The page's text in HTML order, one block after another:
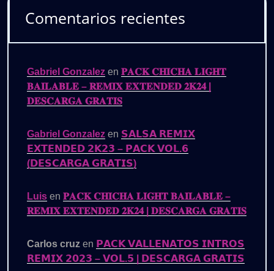
Comentarios recientes
Gabriel Gonzalez en 𝐏𝐀𝐂𝐊 𝐂𝐇𝐈𝐂𝐇𝐀 𝐋𝐈𝐆𝐇𝐓
𝐁𝐀𝐈𝐋𝐀𝐁𝐋𝐄 – 𝐑𝐄𝐌𝐈𝐗 𝐄𝐗𝐓𝐄𝐍𝐃𝐄𝐃 𝟐𝐊𝟐𝟒 |
𝐃𝐄𝐒𝐂𝐀𝐑𝐆𝐀 𝐆𝐑𝐀𝐓𝐈𝐒
Gabriel Gonzalez en 𝗦𝗔𝗟𝗦𝗔 𝗥𝗘𝗠𝗜𝗫
𝗘𝗫𝗧𝗘𝗡𝗗𝗘𝗗 𝟮𝗞𝟮𝟯 – 𝗣𝗔𝗖𝗞 𝗩𝗢𝗟.𝟲
(𝗗𝗘𝗦𝗖𝗔𝗥𝗚𝗔 𝗚𝗥𝗔𝗧𝗜𝗦)
Luis en 𝐏𝐀𝐂𝐊 𝐂𝐇𝐈𝐂𝐇𝐀 𝐋𝐈𝐆𝐇𝐓 𝐁𝐀𝐈𝐋𝐀𝐁𝐋𝐄 –
𝐑𝐄𝐌𝐈𝐗 𝐄𝐗𝐓𝐄𝐍𝐃𝐄𝐃 𝟐𝐊𝟐𝟒 | 𝐃𝐄𝐒𝐂𝐀𝐑𝐆𝐀 𝐆𝐑𝐀𝐓𝐈𝐒
Carlos cruz en 𝗣𝗔𝗖𝗞 𝗩𝗔𝗟𝗟𝗘𝗡𝗔𝗧𝗢𝗦 𝗜𝗡𝗧𝗥𝗢𝗦
𝗥𝗘𝗠𝗜𝗫 𝟮𝟬𝟮𝟯 – 𝗩𝗢𝗟.𝟱 | 𝗗𝗘𝗦𝗖𝗔𝗥𝗚𝗔 𝗚𝗥𝗔𝗧𝗜𝗦